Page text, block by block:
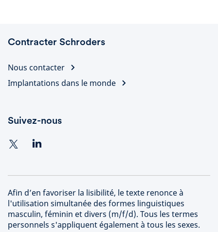
Contracter Schroders
Nous contacter
Implantations dans le monde
Suivez-nous
Afin d’en favoriser la lisibilité, le texte renonce à
l'utilisation simultanée des formes linguistiques
masculin, féminin et divers (m/f/d). Tous les termes
personnels s'appliquent également à tous les sexes.